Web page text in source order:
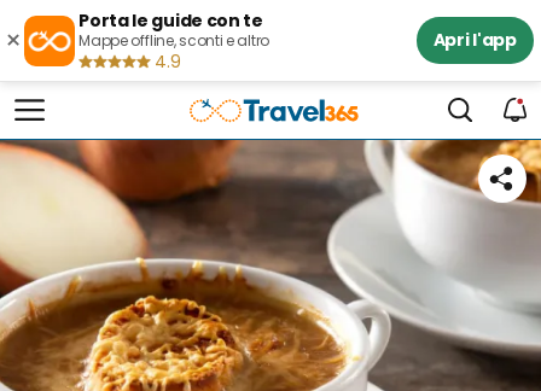
×
Porta le guide con te
Mappe offline, sconti e altro
4.9
Apri l'app